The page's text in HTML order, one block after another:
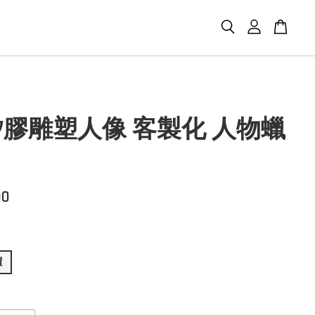
雕塑人像 客製化 人物蠟